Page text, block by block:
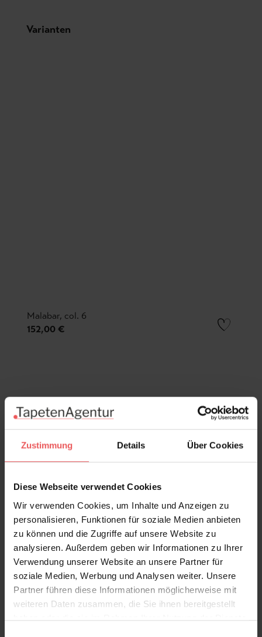
Zustimmung Details Über Cookies
Diese Webseite verwendet Cookies
Wir verwenden Cookies, um Inhalte und Anzeigen zu
personalisieren, Funktionen für soziale Medien anbieten
zu können und die Zugriffe auf unsere Website zu
analysieren. Außerdem geben wir Informationen zu Ihrer
Verwendung unserer Website an unsere Partner für
soziale Medien, Werbung und Analysen weiter. Unsere
Partner führen diese Informationen möglicherweise mit
weiteren Daten zusammen, die Sie ihnen bereitgestellt
haben oder die sie im Rahmen Ihrer Nutzung der Dienste
Produktgalerie überspringen
Varianten
Malabar, col. 6
152,00 €